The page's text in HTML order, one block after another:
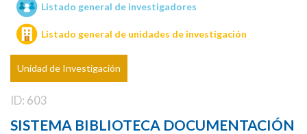
Unidades de investigación
Listado general de investigadores
Listado general de unidades de investigación
Unidad de Investigación
ID: 603
SISTEMA BIBLIOTECA DOCUMENTACIÓN